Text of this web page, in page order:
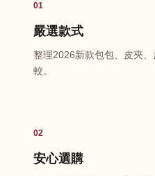
01
嚴選款式
整理2026新款包包、皮夾
較。
02
安心選購